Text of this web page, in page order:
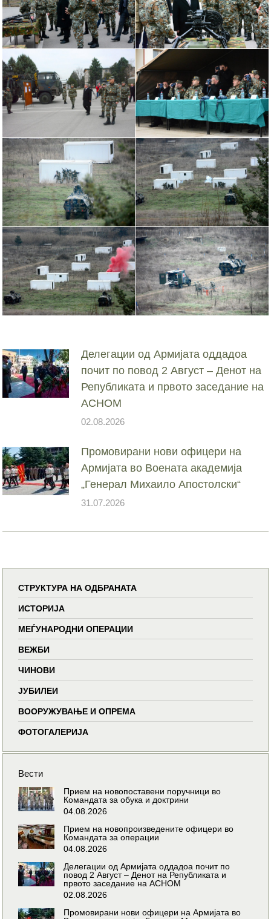
Делегации од Армијата оддадоа
почит по повод 2 Август – Денот на
Републиката и првото заседание на
АСНОМ
02.08.2026
Промовирани нови офицери на
Армијата во Воената академија
„Генерал Михаило Апостолски“
31.07.2026
СТРУКТУРА НА ОДБРАНАТА
ИСТОРИЈА
МЕЃУНАРОДНИ ОПЕРАЦИИ
ВЕЖБИ
ЧИНОВИ
ЈУБИЛЕИ
ВООРУЖУВАЊЕ И ОПРЕМА
ФОТОГАЛЕРИЈА
Вести
Прием на новопоставени поручници во
Командата за обука и доктрини
04.08.2026
Прием на новопроизведените офицери во
Командата за операции
04.08.2026
Делегации од Армијата оддадоа почит по
повод 2 Август – Денот на Републиката и
првото заседание на АСНОМ
02.08.2026
Промовирани нови офицери на Армијата во